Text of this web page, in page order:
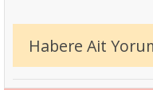
Habere Ait